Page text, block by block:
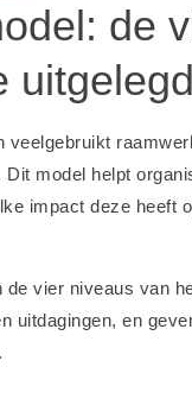
de
uitgelegd
veelgebruikt
model helpt
impact deze heeft
de vier niveaus van
uitdagingen, en